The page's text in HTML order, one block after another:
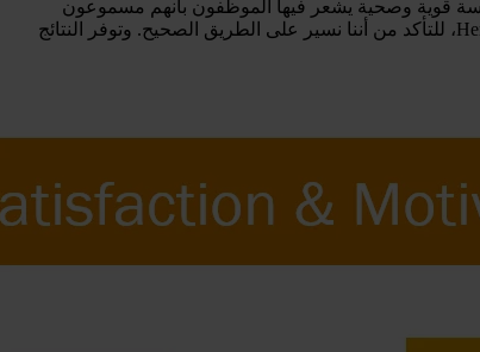
قوية وصحية يشعر فيها الموظفون بأنهم مسموعون
ومحفزون ومستعدون للمساهمة في نجاح Hempel. لذلك، نقوم كل عام بقياس نبض Hempel من خلال استبيان المشاركة الخاص بنا، Hempel Heartbeat، للتأكد من أننا نسير على الطريق الصحيح. وتوفر النتائج